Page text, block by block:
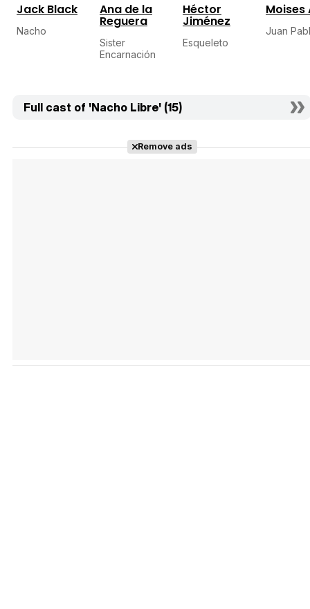
Jack Black
Nacho
Ana de la
Reguera
Sister
Encarnación
Héctor
Jiménez
Esqueleto
Moises
Juan
Full cast of 'Nacho Libre' (15)
Remove ads